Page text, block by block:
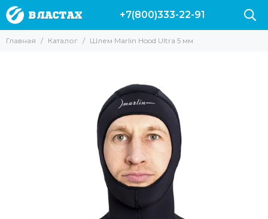
+7(800)333-22-91
Главная Каталог Шлем Marlin Hood Ultra 5 мм